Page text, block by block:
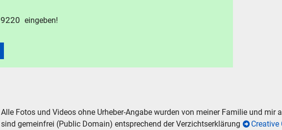
9220 eingeben!
Alle Fotos und Videos ohne Urheber-Angabe wurden von meiner Familie und mir
sind gemeinfrei (Public Domain) entsprechend der Verzichtserklärung
Creative